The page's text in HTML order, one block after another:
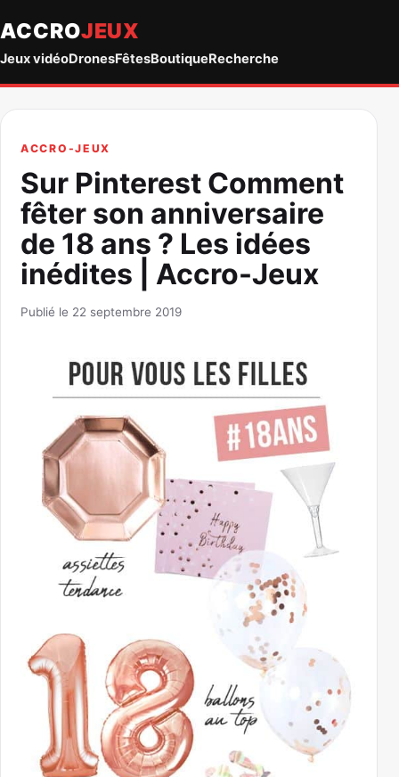
ACCROJEUX
Jeux vidéoDronesFêtesBoutiqueRecherche
ACCRO-JEUX
Sur Pinterest Comment
fêter son anniversaire
de 18 ans ? Les idées
inédites | Accro-Jeux
Publié le 22 septembre 2019